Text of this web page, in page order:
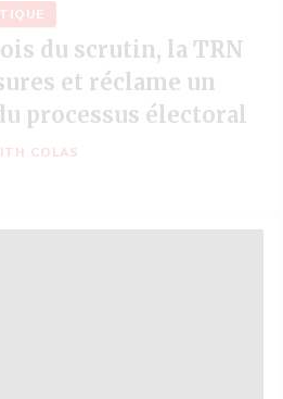
du scrutin, la TRN
et réclame un
processus électoral
COLAS